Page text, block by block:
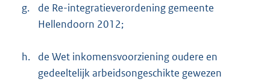
g.
de Re-integratieverordening gemeente
Hellendoorn 2012;
h.
de Wet inkomensvoorziening oudere en
gedeeltelijk arbeidsongeschikte gewezen